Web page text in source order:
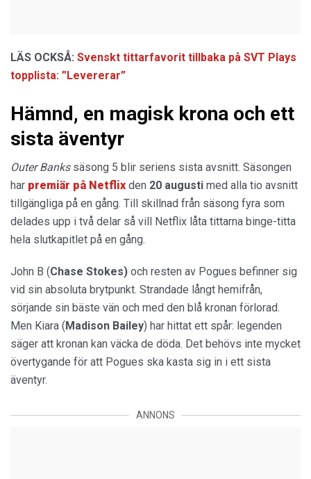
LÄS OCKSÅ: Svenskt tittarfavorit tillbaka på SVT Plays
topplista: ”Levererar”
Hämnd, en magisk krona och ett
sista äventyr
Outer Bankssäsong 5 blir seriens sista avsnitt. Säsongen
har premiär på Netflix den 20 augusti med alla tio avsnitt
tillgängliga på en gång. Till skillnad från säsong fyra som
delades upp i två delar så vill Netflix låta tittarna binge-titta
hela slutkapitlet på en gång.
John B (Chase Stokes) och resten av Pogues befinner sig
vid sin absoluta brytpunkt. Strandade långt hemifrån,
sörjande sin bäste vän och med den blå kronan förlorad.
Men Kiara ( Madison Bailey) har hittat ett spår: legenden
säger att kronan kan väcka de döda. Det behövs inte mycket
övertygande för att Pogues ska kasta sig in i ett sista
äventyr.
ANNONS